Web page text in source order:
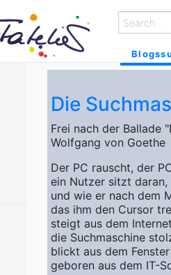
Die
Frei nach der Ballade
Wolfgang von Goethe
Der PC rauscht, der
ein Nutzer sitzt daran,
und wie er nach dem
das ihm den Cursor
steigt aus dem
die Suchmaschine
blickt aus dem
geboren aus dem IT-